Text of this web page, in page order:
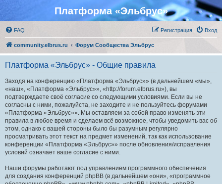
Платформа «Эльбрус»
FAQ Вход
Регистрация
community.elbrus.ru Форум Сообщества Эльбрус
Платформа «Эльбрус» - Общие правила
Заходя на конференцию «Платформа «Эльбрус»» (в дальнейшем «мы»,
«наш», «Платформа «Эльбрус»», «http://forum.elbrus.ru»), вы
подтверждаете своё согласие со следующими условиями. Если вы не
согласны с ними, пожалуйста, не заходите и не пользуйтесь форумами
«Платформа «Эльбрус»». Мы оставляем за собой право изменять эти
правила в любое время и сделаем всё возможное, чтобы уведомить вас об
этом, однако с вашей стороны было бы разумным регулярно
просматривать этот текст на предмет изменений, так как использование
конференции «Платформа «Эльбрус»» после обновления/исправления
условий означает ваше согласие с ними.
Наши форумы работают под управлением программного обеспечения
для создания конференций phpBB (в дальнейшем «они», «программное